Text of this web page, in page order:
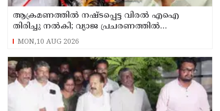
ആക്രമണത്തില്‍ നഷ്ടപ്പെട്ട വിരല്‍ എഐ
തിരിച്ചു നല്‍കി; വ്യാജ പ്രചരണത്തില്‍
നിയമനടപടി തുടങ്ങിയെന്ന് പി ജയരാജന്‍
MON,10 AUG 2026